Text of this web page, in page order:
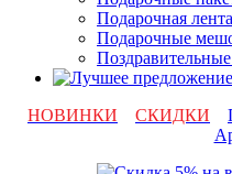
Подарочная лента
Подарочные
НОВИНКИ
СКИДКИ